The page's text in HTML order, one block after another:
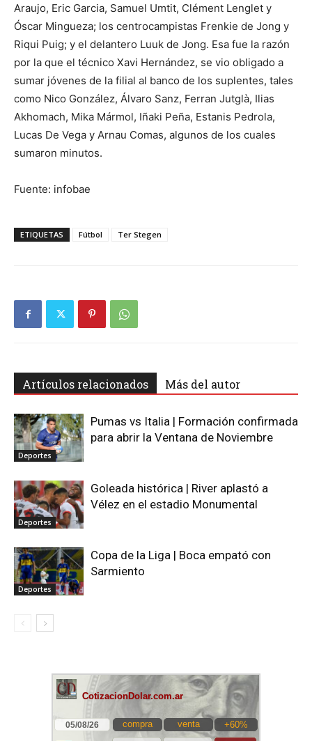
Araujo, Eric Garcia, Samuel Umtit, Clément Lenglet y
Óscar Mingueza; los centrocampistas Frenkie de Jong y
Riqui Puig; y el delantero Luuk de Jong. Esa fue la razón
por la que el técnico Xavi Hernández, se vio obligado a
sumar jóvenes de la filial al banco de los suplentes, tales
como Nico González, Álvaro Sanz, Ferran Jutglà, Ilias
Akhomach, Mika Mármol, Iñaki Peña, Estanis Pedrola,
Lucas De Vega y Arnau Comas, algunos de los cuales
sumaron minutos.
Fuente: infobae
ETIQUETAS Fútbol Ter Stegen
Artículos relacionados Más del autor
Deportes
Pumas vs Italia | Formación confirmada
para abrir la Ventana de Noviembre
Deportes
Goleada histórica | River aplastó a
Vélez en el estadio Monumental
Deportes
Copa de la Liga | Boca empató con
Sarmiento